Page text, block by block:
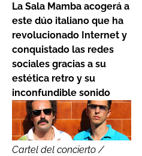
La Sala Mamba acogerá a
este dúo italiano que ha
revolucionado Internet y
conquistado las redes
sociales gracias a su
estética retro y su
inconfundible sonido
Cartel del concierto /